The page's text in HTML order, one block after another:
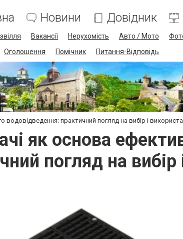
Новини Довідник
Вакансії Нерухомість Авто / Мото
Оголошення Помічник Питання-Відповідь
практичний погляд на вибір і
як основа
погляд на вибір